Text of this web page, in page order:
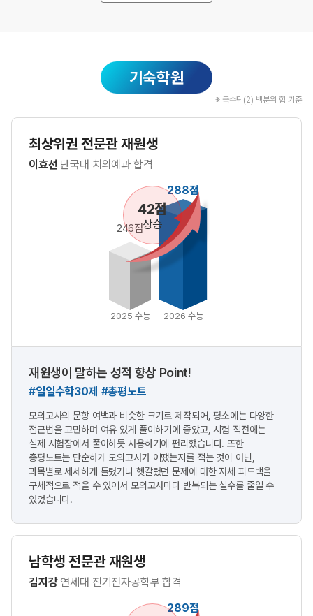
기숙학원
※ 국수탐(2) 백분위 합 기준
최상위권 전문관 재원생
이효선 단국대 치의예과 합격
246점
2025 수능
42점
상승
288점
2026 수능
재원생이 말하는 성적 향상 Point!
#일일수학30제 #총평노트
모의고사의 문항 여백과 비슷한 크기로 제작되어, 평소에는 다양한
접근법을 고민하며 여유 있게 풀이하기에 좋았고, 시험 직전에는
실제 시험장에서 풀이하듯 사용하기에 편리했습니다. 또한
총평노트는 단순하게 모의고사가 어땠는지를 적는 것이 아닌,
과목별로 세세하게 틀렸거나 헷갈렸던 문제에 대한 자체 피드백을
구체적으로 적을 수 있어서 모의고사마다 반복되는 실수를 줄일 수
있었습니다.
남학생 전문관 재원생
김지강 연세대 전기전자공학부 합격
289점